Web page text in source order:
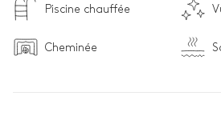
Piscine chauffée
Cheminée